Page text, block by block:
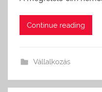
Continue reading
Vállalkozás